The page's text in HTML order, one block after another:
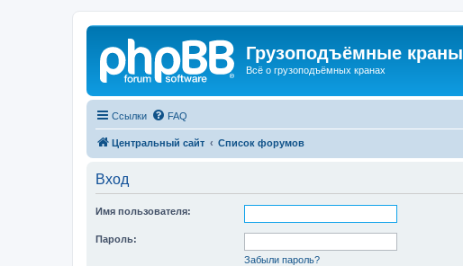
Грузоподъёмные краны
Всё о грузоподъёмных кранах
Ссылки FAQ
Центральный сайт Список форумов
Вход
Имя пользователя:
Пароль:
Забыли пароль?